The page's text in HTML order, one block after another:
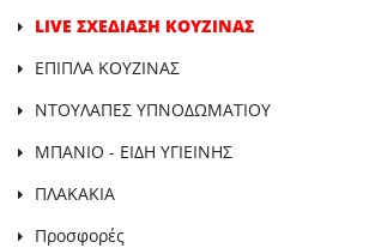
LIVE ΣΧΕΔΙΑΣΗ ΚΟΥΖΙΝΑΣ
ΕΠΙΠΛΑ ΚΟΥΖΙΝΑΣ
ΝΤΟΥΛΑΠΕΣ ΥΠΝΟΔΩΜΑΤΙΟΥ
ΜΠΑΝΙΟ - ΕΙΔΗ ΥΓΙΕΙΝΗΣ
ΠΛΑΚΑΚΙΑ
Προσφορές